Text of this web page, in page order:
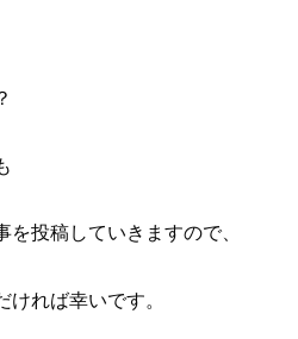
投稿していきますので、
れば幸いです。